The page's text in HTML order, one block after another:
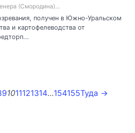
(Смородина)...
получен в Южно-Уральском
и картофелеводства от
91011121314…154155Туда →